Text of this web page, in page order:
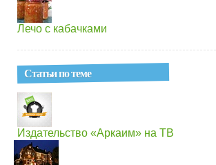
Лечо с кабачками
Статьи по теме
Издательство «Аркаим» на ТВ